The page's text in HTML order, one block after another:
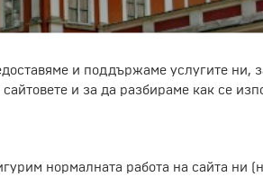
и поддържаме услугите ни,
и за да разбираме как се
нормалната работа на сайта